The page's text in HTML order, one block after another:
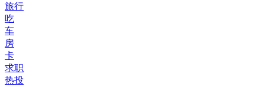
旅行
吃
车
房
卡
求职
热投